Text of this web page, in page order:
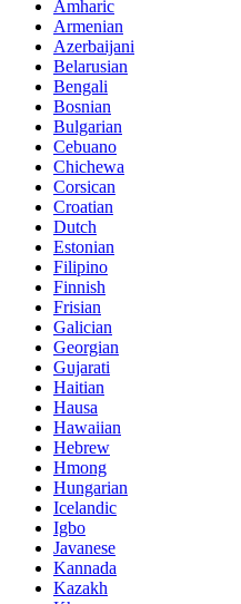
Amharic
Armenian
Azerbaijani
Belarusian
Bengali
Bosnian
Bulgarian
Cebuano
Chichewa
Corsican
Croatian
Dutch
Estonian
Filipino
Finnish
Frisian
Galician
Georgian
Gujarati
Haitian
Hausa
Hawaiian
Hebrew
Hmong
Hungarian
Icelandic
Igbo
Javanese
Kannada
Kazakh